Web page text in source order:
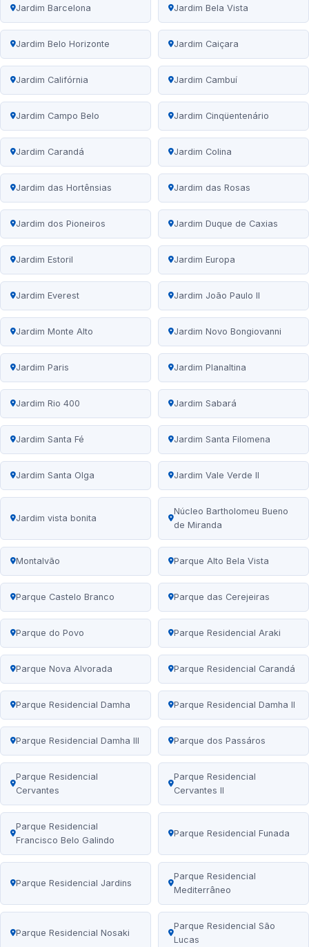
Jardim Barcelona Jardim Bela Vista
Jardim Belo Horizonte Jardim Caiçara
Jardim Califórnia Jardim Cambuí
Jardim Campo Belo Jardim Cinqüentenário
Jardim Carandá Jardim Colina
Jardim das Hortênsias Jardim das Rosas
Jardim dos Pioneiros Jardim Duque de Caxias
Jardim Estoril Jardim Europa
Jardim Everest Jardim João Paulo II
Jardim Monte Alto Jardim Novo Bongiovanni
Jardim Paris Jardim Planaltina
Jardim Rio 400 Jardim Sabará
Jardim Santa Fé Jardim Santa Filomena
Jardim Santa Olga Jardim Vale Verde II
Jardim vista bonita
Núcleo Bartholomeu Bueno
de Miranda
Montalvão Parque Alto Bela Vista
Parque Castelo Branco Parque das Cerejeiras
Parque do Povo Parque Residencial Araki
Parque Nova Alvorada Parque Residencial Carandá
Parque Residencial Damha Parque Residencial Damha II
Parque Residencial Damha III Parque dos Passáros
Parque Residencial
Cervantes
Parque Residencial
Cervantes II
Parque Residencial
Francisco Belo Galindo
Parque Residencial Funada
Parque Residencial Jardins
Parque Residencial
Mediterrâneo
Parque Residencial Nosaki
Parque Residencial São
Lucas